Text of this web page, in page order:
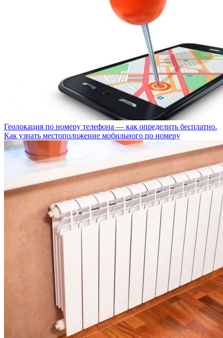
Геолокация по номеру телефона — как определить бесплатно.
Как узнать местоположение мобильного по номеру